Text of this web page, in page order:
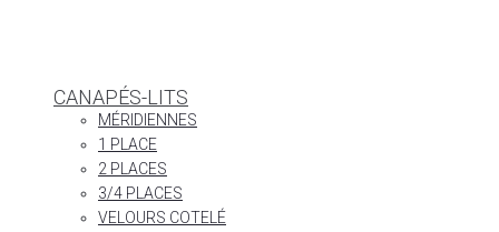
CANAPÉS-LITS
MÉRIDIENNES
1 PLACE
2 PLACES
3/4 PLACES
VELOURS COTELÉ